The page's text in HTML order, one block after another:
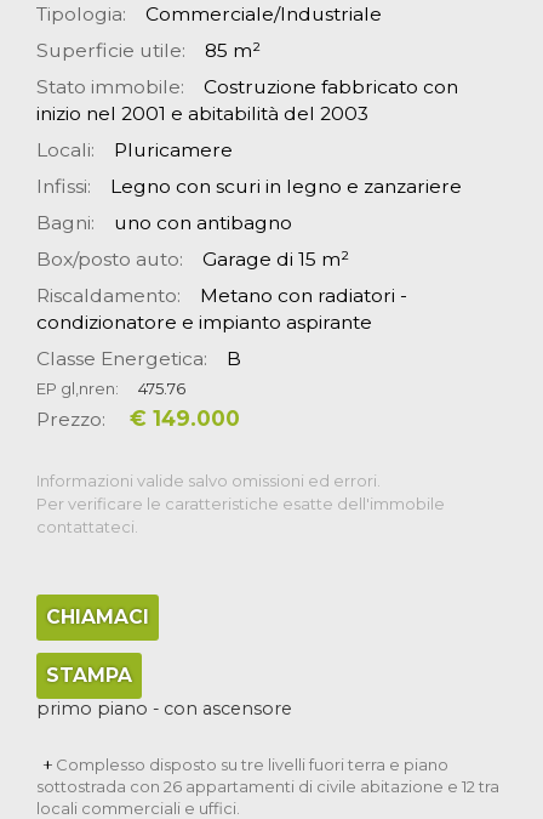
Tipologia:
Commerciale/Industriale
Superficie utile:
85 m²
Stato immobile:
Costruzione fabbricato con
inizio nel 2001 e abitabilità del 2003
Locali:
Pluricamere
Infissi:
Legno con scuri in legno e zanzariere
Bagni:
uno con antibagno
Box/posto auto:
Garage di 15 m²
Riscaldamento:
Metano con radiatori -
condizionatore e impianto aspirante
Classe Energetica:
B
EP gl,nren: 475.76
Prezzo: € 149.000
Informazioni valide salvo omissioni ed errori.
Per verificare le caratteristiche esatte dell'immobile
contattateci.
CHIAMACI
STAMPA
primo piano - con ascensore
Complesso disposto su tre livelli fuori terra e piano
sottostrada con 26 appartamenti di civile abitazione e 12 tra
locali commerciali e uffici.